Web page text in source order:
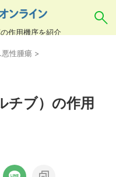
作用機序を紹介
誤字）には対応し
名・キーワードな
。
タリク
悪性腫瘍 >
チブ）の作用